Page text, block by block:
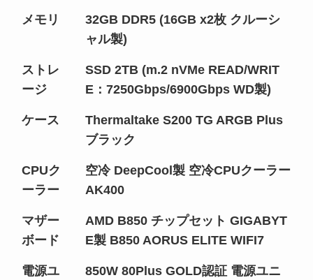
メモリ
32GB DDR5 (16GB x2枚 クルーシ
ャル製)
ストレ
ージ
SSD 2TB (m.2 nVMe READ/WRIT
E：7250Gbps/6900Gbps WD製)
ケース
Thermaltake S200 TG ARGB Plus
ブラック
CPUク
ーラー
空冷 DeepCool製 空冷CPUクーラー
AK400
マザー
ボード
AMD B850 チップセット GIGABYT
E製 B850 AORUS ELITE WIFI7
電源ユ
850W 80Plus GOLD認証 電源ユニ